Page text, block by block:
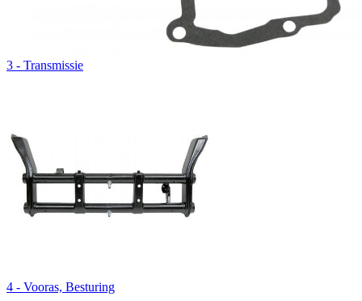
3 - Transmissie
4 - Vooras, Besturing